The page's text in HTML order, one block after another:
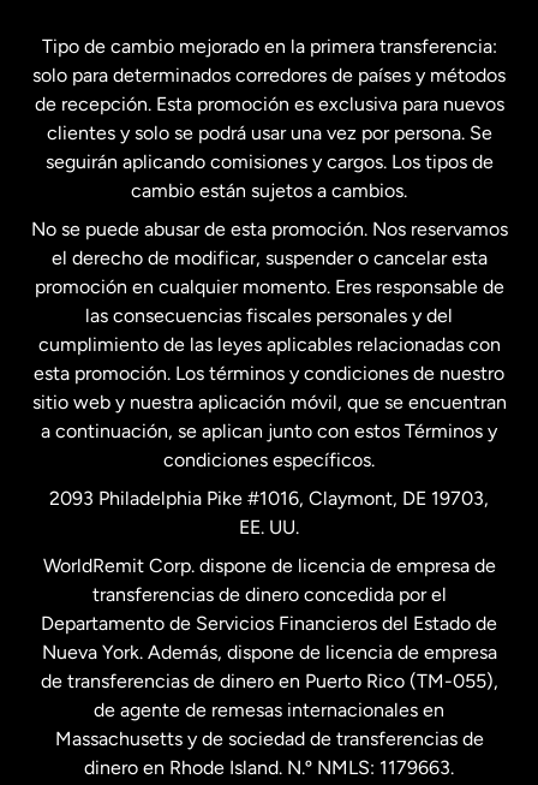
Estados Unidos English
Estados Unidos Español
Francia
Malasia
Nueva Zelanda
Países Bajos
Suecia
Tipo de cambio mejorado en la primera transferencia:
solo para determinados corredores de países y métodos
de recepción. Esta promoción es exclusiva para nuevos
clientes y solo se podrá usar una vez por persona. Se
seguirán aplicando comisiones y cargos. Los tipos de
cambio están sujetos a cambios.
No se puede abusar de esta promoción. Nos reservamos
el derecho de modificar, suspender o cancelar esta
promoción en cualquier momento. Eres responsable de
las consecuencias fiscales personales y del
cumplimiento de las leyes aplicables relacionadas con
esta promoción. Los términos y condiciones de nuestro
sitio web y nuestra aplicación móvil, que se encuentran
a continuación, se aplican junto con estos Términos y
condiciones específicos.
2093 Philadelphia Pike #1016, Claymont, DE 19703,
EE. UU.
WorldRemit Corp. dispone de licencia de empresa de
transferencias de dinero concedida por el
Departamento de Servicios Financieros del Estado de
Nueva York. Además, dispone de licencia de empresa
de transferencias de dinero en Puerto Rico (TM-055),
de agente de remesas internacionales en
Massachusetts y de sociedad de transferencias de
dinero en Rhode Island. N.º NMLS: 1179663.